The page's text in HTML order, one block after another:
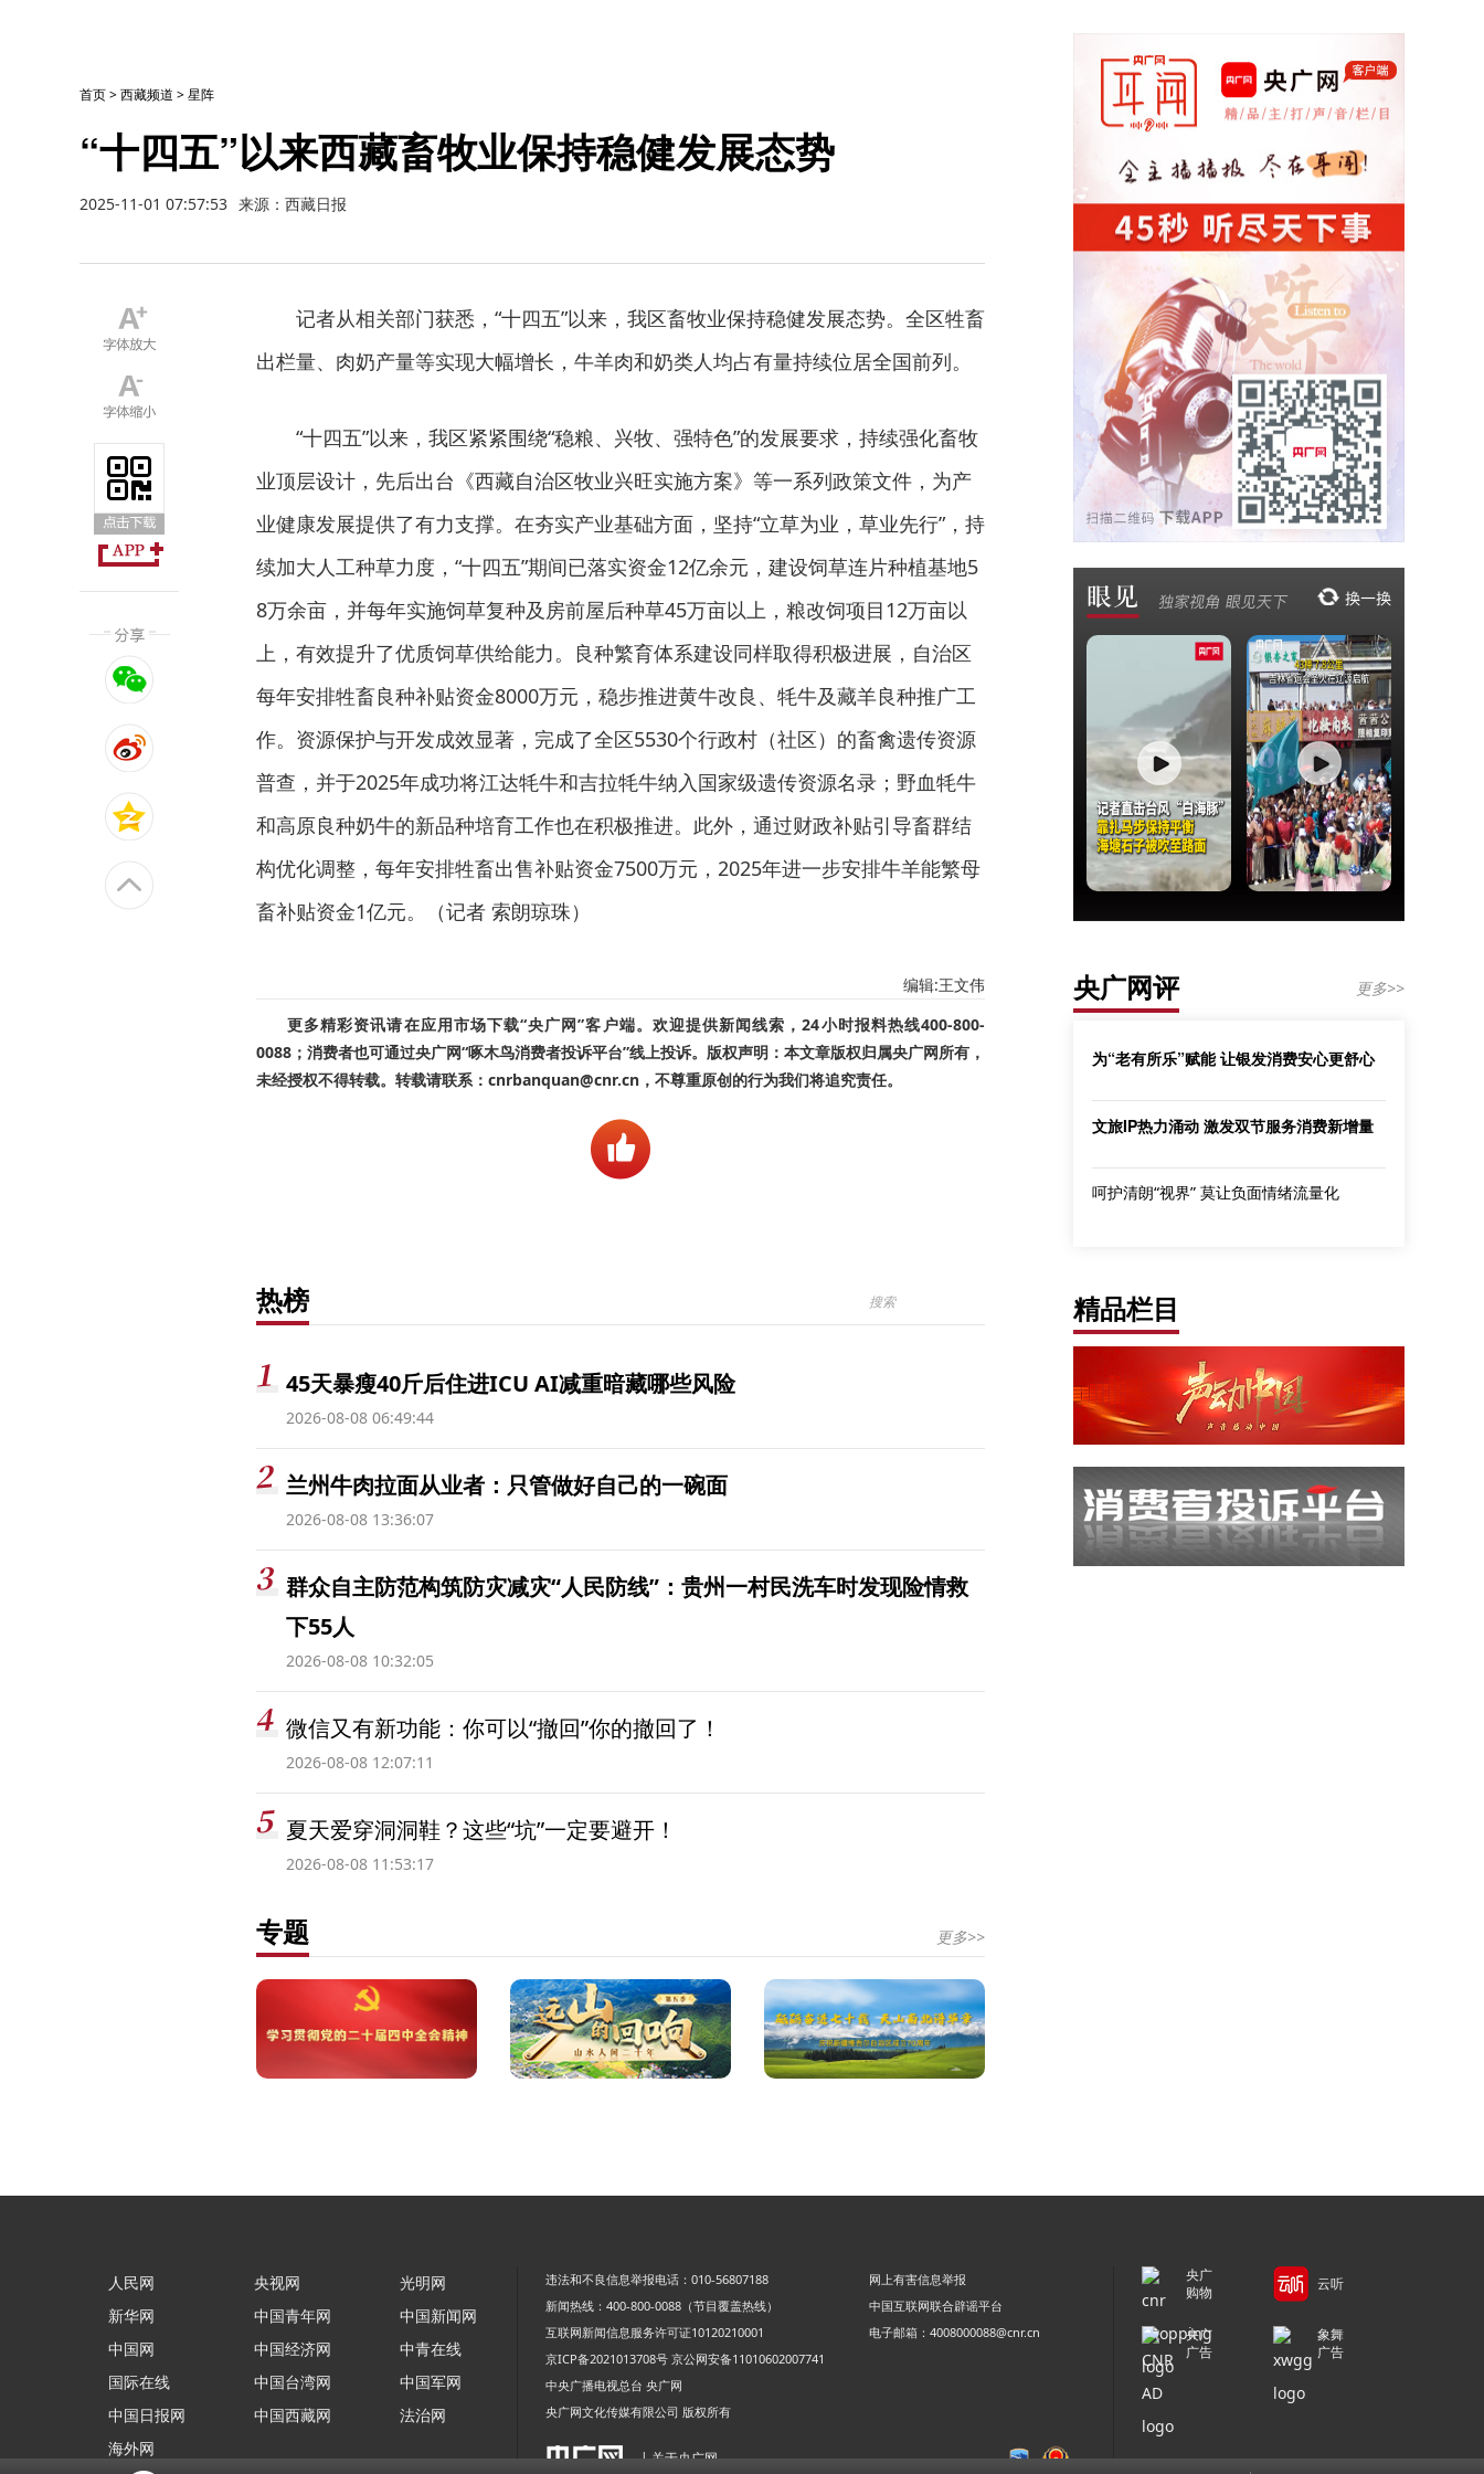
首页>西藏频道 >星阵
“十四五”以来西藏畜牧业保持稳健发展态势
2025-11-01 07:57:53 来源：西藏日报
记者从相关部门获悉，“十四五”以来，我区畜牧业保持稳健发展态势。全区牲畜
出栏量、肉奶产量等实现大幅增长，牛羊肉和奶类人均占有量持续位居全国前列。
“十四五”以来，我区紧紧围绕“稳粮、兴牧、强特色”的发展要求，持续强化畜牧
业顶层设计，先后出台《西藏自治区牧业兴旺实施方案》等一系列政策文件，为产
业健康发展提供了有力支撑。在夯实产业基础方面，坚持“立草为业，草业先行”，持
续加大人工种草力度，“十四五”期间已落实资金12亿余元，建设饲草连片种植基地5
8万余亩，并每年实施饲草复种及房前屋后种草45万亩以上，粮改饲项目12万亩以
上，有效提升了优质饲草供给能力。良种繁育体系建设同样取得积极进展，自治区
每年安排牲畜良种补贴资金8000万元，稳步推进黄牛改良、牦牛及藏羊良种推广工
作。资源保护与开发成效显著，完成了全区5530个行政村（社区）的畜禽遗传资源
普查，并于2025年成功将江达牦牛和吉拉牦牛纳入国家级遗传资源名录；野血牦牛
和高原良种奶牛的新品种培育工作也在积极推进。此外，通过财政补贴引导畜群结
构优化调整，每年安排牲畜出售补贴资金7500万元，2025年进一步安排牛羊能繁母
畜补贴资金1亿元。（记者 索朗琼珠）
编辑:王文伟
更多精彩资讯请在应用市场下载“央广网”客户端。欢迎提供新闻线索，24小时报料热线400-800-
0088；消费者也可通过央广网“啄木鸟消费者投诉平台”线上投诉。版权声明：本文章版权归属央广网所有，
未经授权不得转载。转载请联系：cnrbanquan@cnr.cn，不尊重原创的行为我们将追究责任。
热榜
45天暴瘦40斤后住进ICU AI减重暗藏哪些风险
2026-08-08 06:49:44
兰州牛肉拉面从业者：只管做好自己的一碗面
2026-08-08 13:36:07
群众自主防范构筑防灾减灾“人民防线”：贵州一村民洗车时发现险情救
下55人
2026-08-08 10:32:05
微信又有新功能：你可以“撤回”你的撤回了！
2026-08-08 12:07:11
夏天爱穿洞洞鞋？这些“坑”一定要避开！
2026-08-08 11:53:17
专题 更多>>
央广网评 更多>>
为“老有所乐”赋能 让银发消费安心更舒心
文旅IP热力涌动 激发双节服务消费新增量
呵护清朗“视界” 莫让负面情绪流量化
精品栏目
人民网
新华网
中国网
国际在线
中国日报网
海外网
央视网
中国青年网
中国经济网
中国台湾网
中国西藏网
光明网
中国新闻网
中青在线
中国军网
法治网
违法和不良信息举报电话：010-56807188
网上有害信息举报
新闻热线：400-800-0088（节目覆盖热线）
中国互联网联合辟谣平台
互联网新闻信息服务许可证10120210001
电子邮箱：4008000088@cnr.cn
京ICP备2021013708号 京公网安备11010602007741
中央广播电视总台 央广网
央广网文化传媒有限公司 版权所有
| 关于央广网
央广
购物
云听
央广
广告
象舞
广告